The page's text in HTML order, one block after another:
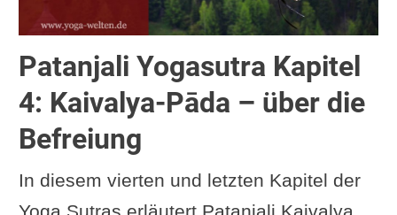
Patanjali Yogasutra Kapitel
4: Kaivalya-Pāda – über die
Befreiung
In diesem vierten und letzten Kapitel der